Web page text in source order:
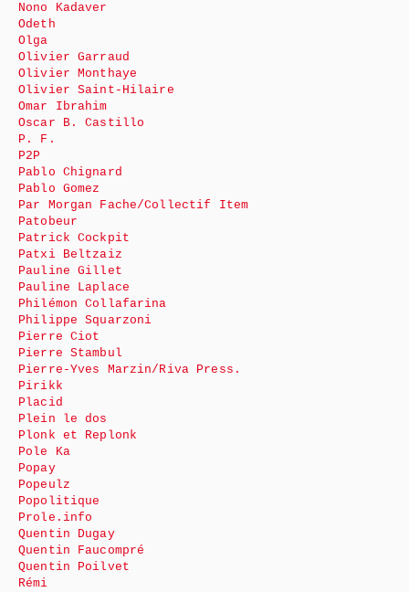
Nono Kadaver
Odeth
Olga
Olivier Garraud
Olivier Monthaye
Olivier Saint-Hilaire
Omar Ibrahim
Oscar B. Castillo
P. F.
P2P
Pablo Chignard
Pablo Gomez
Par Morgan Fache/Collectif Item
Patobeur
Patrick Cockpit
Patxi Beltzaiz
Pauline Gillet
Pauline Laplace
Philémon Collafarina
Philippe Squarzoni
Pierre Ciot
Pierre Stambul
Pierre-Yves Marzin/Riva Press.
Pirikk
Placid
Plein le dos
Plonk et Replonk
Pole Ka
Popay
Popeulz
Popolitique
Prole.info
Quentin Dugay
Quentin Faucompré
Quentin Poilvet
Rémi